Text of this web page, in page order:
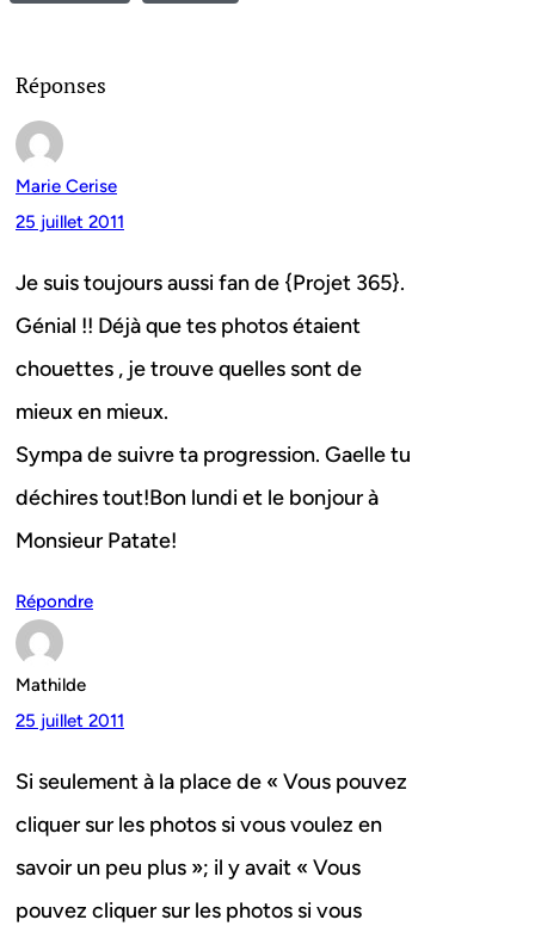
Réponses
Marie Cerise
25 juillet 2011
Je suis toujours aussi fan de {Projet 365}.
Génial !! Déjà que tes photos étaient
chouettes , je trouve quelles sont de
mieux en mieux.
Sympa de suivre ta progression. Gaelle tu
déchires tout!Bon lundi et le bonjour à
Monsieur Patate!
Répondre
Mathilde
25 juillet 2011
Si seulement à la place de « Vous pouvez
cliquer sur les photos si vous voulez en
savoir un peu plus »; il y avait « Vous
pouvez cliquer sur les photos si vous